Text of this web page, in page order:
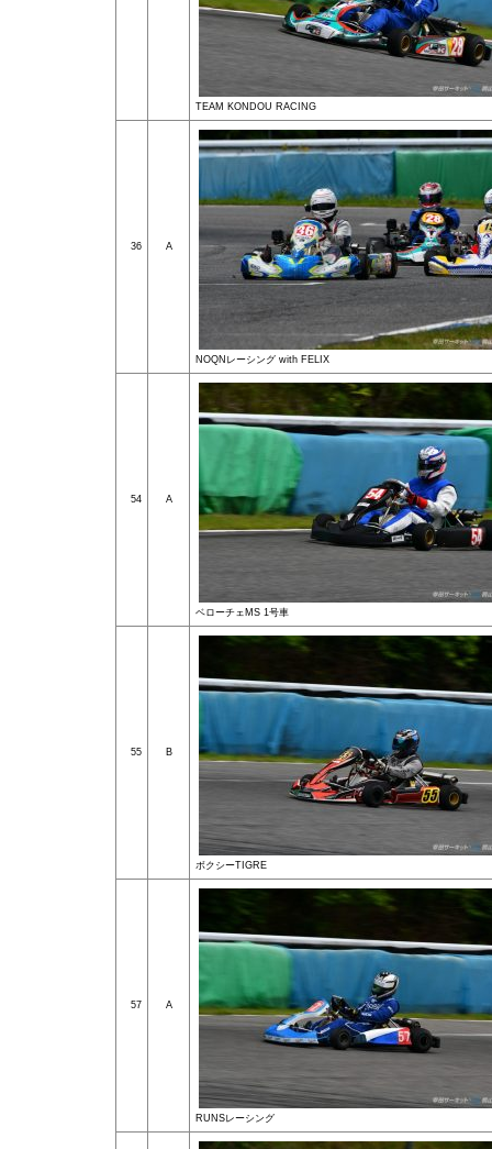
TEAM KONDOU RACING
36 A
NOQNレーシング with FELIX
54 A
ベローチェMS 1号車
55 B
ボクシーTIGRE
57 A
RUNSレーシング